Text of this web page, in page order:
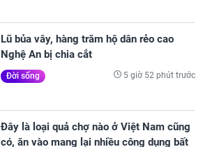
Lũ bủa vây, hàng trăm hộ dân rẻo cao
Nghệ An bị chia cắt
Đời sống 5 giờ 52 phút trước
Đây là loại quả chợ nào ở Việt Nam cũng
có, ăn vào mang lại nhiều công dụng bất